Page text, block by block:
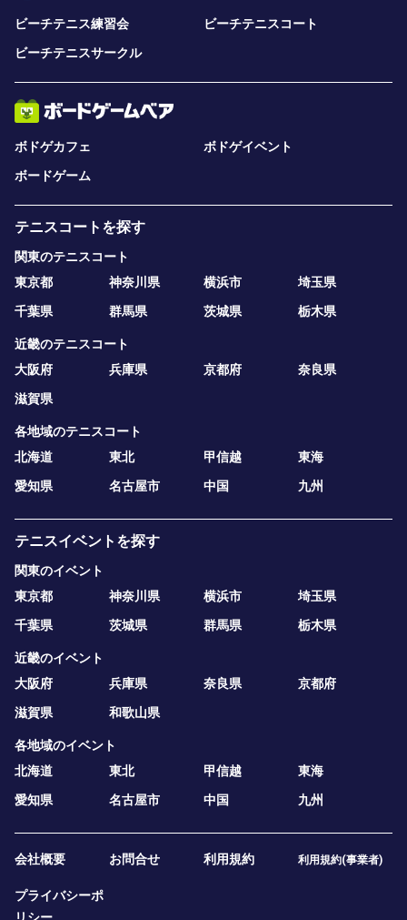
ビーチテニス練習会
ビーチテニスコート
ビーチテニスサークル
ボドゲカフェ
ボドゲイベント
ボードゲーム
テニスコートを探す
関東のテニスコート
東京都
神奈川県 横浜市
埼玉県
千葉県
群馬県 茨城県 栃木県
近畿のテニスコート
大阪府
兵庫県 京都府
奈良県
滋賀県
各地域のテニスコート
北海道
東北 甲信越
東海
愛知県
名古屋市 中国 九州
テニスイベントを探す
関東のイベント
東京都
神奈川県 横浜市
埼玉県
千葉県
茨城県 群馬県 栃木県
近畿のイベント
大阪府
兵庫県 奈良県
京都府
滋賀県
和歌山県
各地域のイベント
北海道
東北 甲信越
東海
愛知県
名古屋市 中国 九州
会社概要 お問合せ 利用規約 利用規約(事業者)
プライバシーポ